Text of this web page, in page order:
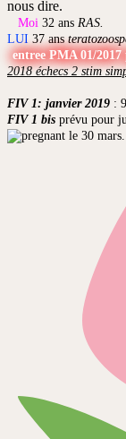
nous dire.
Moi 32 ans RAS.
LUI 37 ans
entree PMA 01/
2018 échecs 2 stim
FIV 1: janvier 2019 :
FIV 1 bis prévu pour
le 30 mars.